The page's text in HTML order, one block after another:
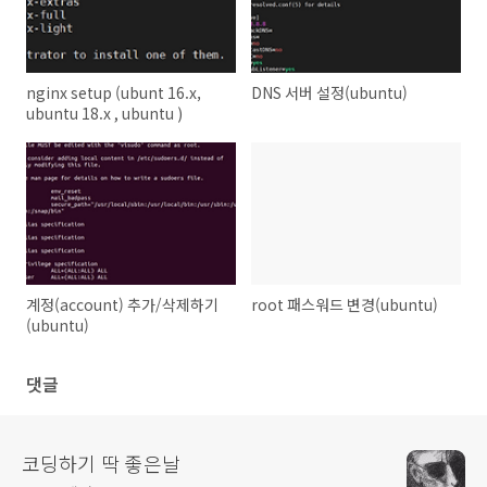
nginx setup (ubunt 16.x,
ubuntu 18.x , ubuntu )
DNS 서버 설정(ubuntu)
계정(account) 추가/삭제하기
(ubuntu)
root 패스워드 변경(ubuntu)
댓글
코딩하기 딱 좋은날